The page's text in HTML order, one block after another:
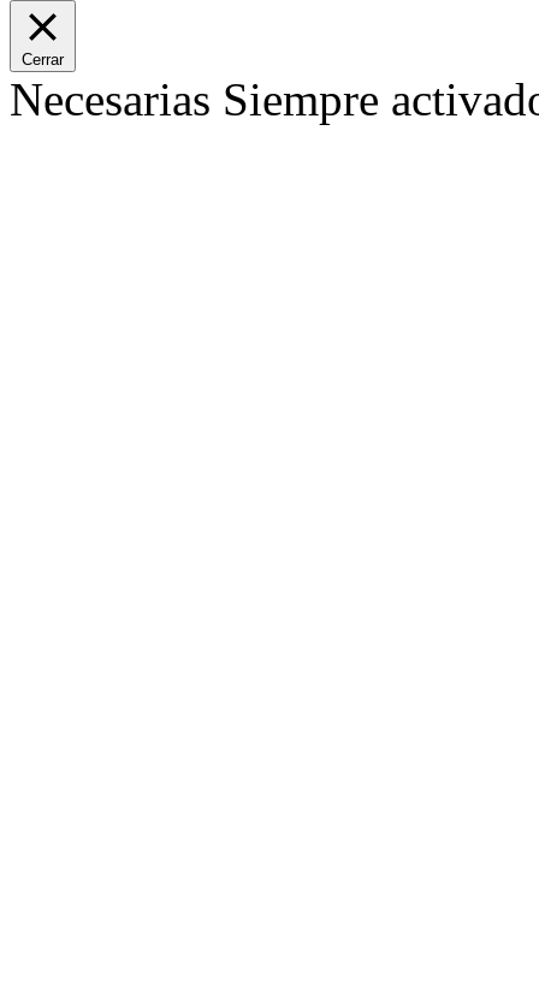
Cerrar
Necesarias Siempre